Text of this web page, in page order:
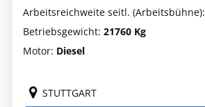
Arbeitsreichweite seitl. (Arbeitsbühne):
Betriebsgewicht: 21760 Kg
Motor: Diesel
STUTTGART